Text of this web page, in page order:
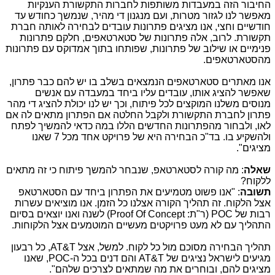
החיבור הזה במעבדות משותפות לחברות התקשורת הענקיות
מאפשר לנו לגזור מטרות, ועם מנגנון די מהיר, שנמשך כחודש עד
חודשיים וחצי, אנו מציגים פתרונות עובדים לבחירה לאותה חברת
תקשורת. לרוב, אלה פתרונות של סטארטאפים, חלקם פתרונות
פנימיים או שילוב של פתרונות, שפותחו בתוך אמדוקס עם פתרונות
מהסטארטאפים.
אנו מאתרים סטארטאפים הנמצאים בשלב בו יש להם כבר פתרון,
שאפשר להציג אותו, עובדים עליו ביחד במעבדה עם אנשים
מנוסים משלנו המוקצים לכל פיתוח, וכך יש לנו יכולת להציג די מהר
פתרון לחברת התקשורת ולקבל החלטה אם הפתרון מתאים לה אם
לאו, ולבחור מהפתרונות החדשים הללו במה כדאי להמשיך לפתח
ולהשקיע בו. בד"כ הבחירה היא של פרויקט אחד מכל 7 שאנו
מציגים".
שאלה: מה קורה לסטארטאפ, שנבחר להמשך פיתוח כי זה מתאים
ללקוח?
תשובה: "אנו פשוט מטמיעים את הפתרון ביחד עם הסטארטאפ
אצל הלקוח. זה תהליך הקורה אצלנו כל הזמן. אנו מוציאים עשרות
רבות של POC (ר"ת:Proof Of Concept) לשנה ואנו יוצאים בסיום
התהליך עם לא מעט פרויקטים מעשיים המוטמעים אצל הלקוחות.
תהליך הבחירה מסוכם מול כל לקוח. למשל, אצל AT&T, כל רבעון
מגיעים לישראל נציגים של AT&T והם דנים בכל ה-,POC שאנו
מציגים להם, ובוחרים את מה שמתאים לצרכים שלהם".